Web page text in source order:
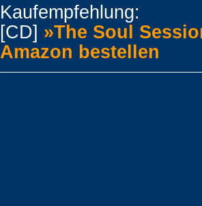
Kaufempfehlung:
[CD] »The Soul
Amazon bestellen